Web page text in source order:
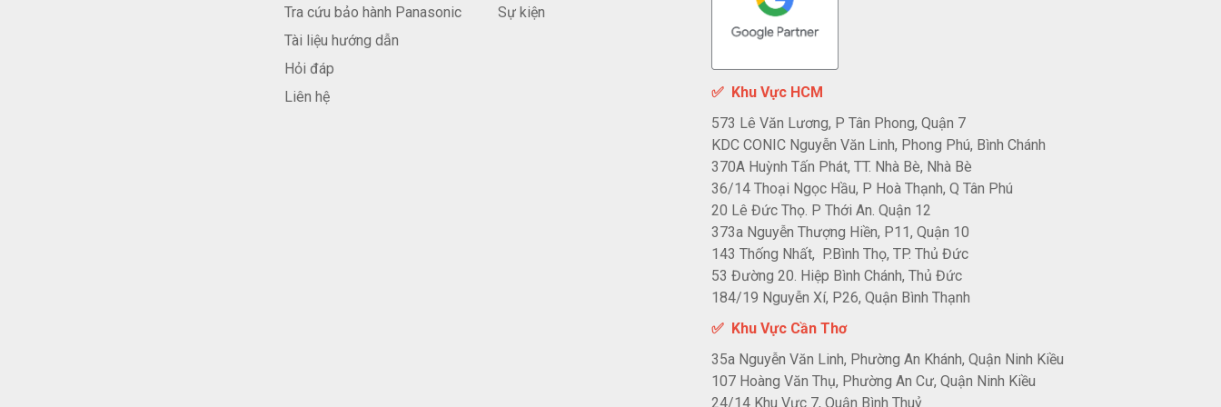
Tra cứu bảo hành Panasonic
Tài liệu hướng dẫn
Hỏi đáp
Liên hệ
Sự kiện
✅ Khu Vực HCM
573 Lê Văn Lương, P Tân Phong, Quận 7
KDC CONIC Nguyễn Văn Linh, Phong Phú, Bình Chánh
370A Huỳnh Tấn Phát, TT. Nhà Bè, Nhà Bè
36/14 Thoại Ngọc Hầu, P Hoà Thạnh, Q Tân Phú
20 Lê Đức Thọ. P Thới An. Quận 12
373a Nguyễn Thượng Hiền, P11, Quận 10
143 Thống Nhất, P.Bình Thọ, TP. Thủ Đức
53 Đường 20. Hiệp Bình Chánh, Thủ Đức
184/19 Nguyễn Xí, P26, Quận Bình Thạnh
✅ Khu Vực Cần Thơ
35a Nguyễn Văn Linh, Phường An Khánh, Quận Ninh Kiều
107 Hoàng Văn Thụ, Phường An Cư, Quận Ninh Kiều
24/14 Khu Vực 7, Quận Bình Thuỷ